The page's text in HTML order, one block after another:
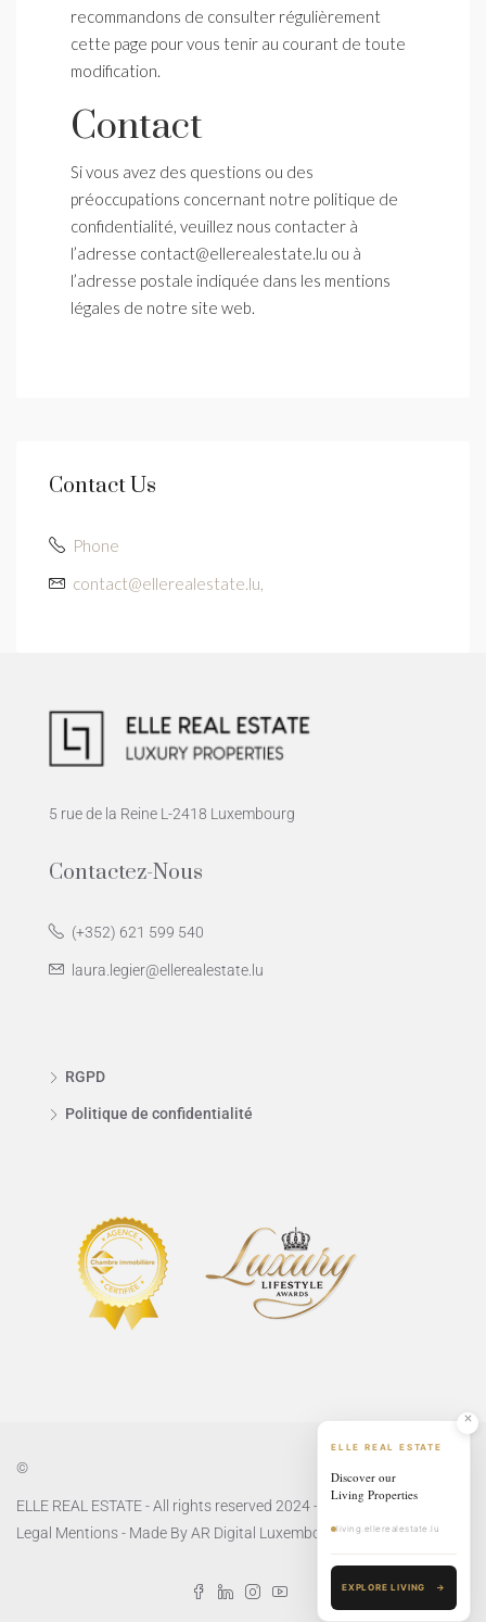
ELLE REAL ESTATE
Discover our
Living Properties
living.ellerealestate.lu
EXPLORE LIVING →
recommandons de consulter régulièrement
cette page pour vous tenir au courant de toute
modification.
Contact
Si vous avez des questions ou des
préoccupations concernant notre politique de
confidentialité, veuillez nous contacter à
l’adresse contact@ellerealestate.lu ou à
l’adresse postale indiquée dans les mentions
légales de notre site web.
Contact Us
Phone
contact@ellerealestate.lu,
5 rue de la Reine L-2418 Luxembourg
Contactez-Nous
(+352) 621 599 540
laura.legier@ellerealestate.lu
RGPD
Politique de confidentialité
©
ELLE REAL ESTATE - All rights reserved 2024 - Privacy Policy
Legal Mentions- Made ByAR Digital Luxembourg